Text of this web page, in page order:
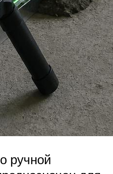
ручной